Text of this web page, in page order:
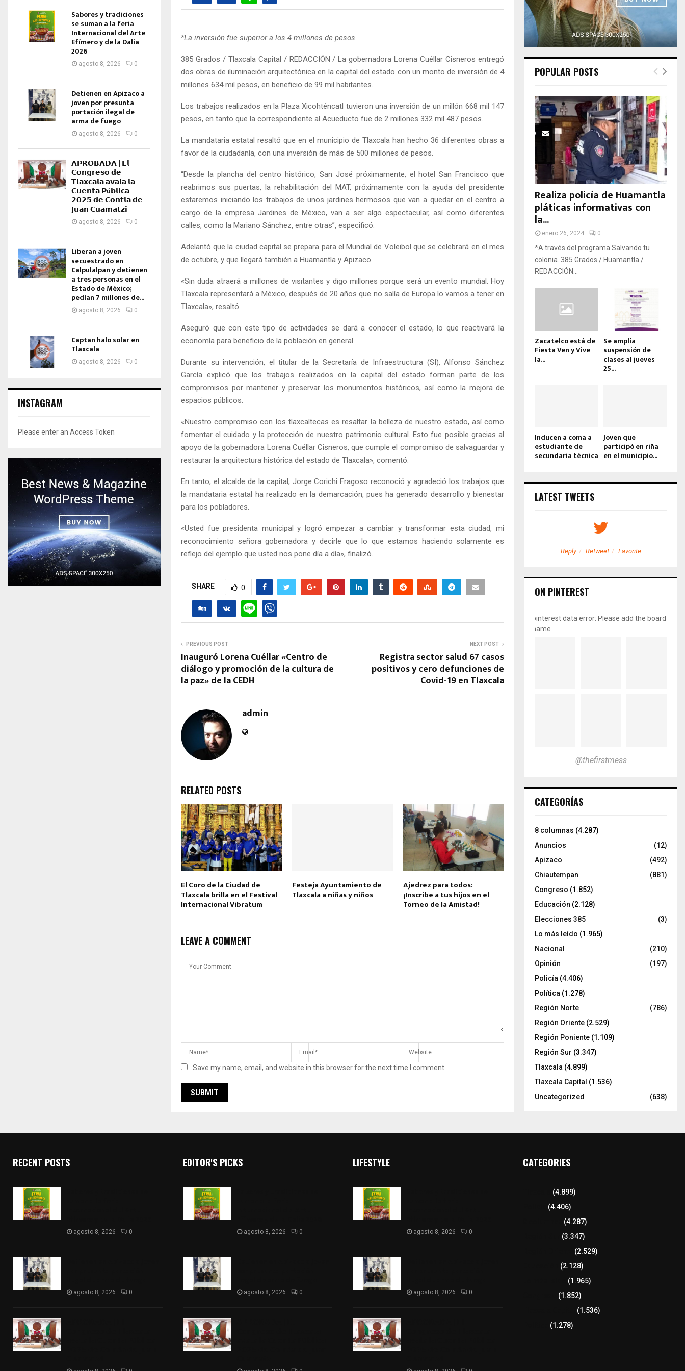
*La inversión fue superior a los 4 millones de pesos.
385 Grados / Tlaxcala Capital / REDACCIÓN / La gobernadora Lorena Cuéllar Cisneros entregó
dos obras de iluminación arquitectónica en la capital del estado con un monto de inversión de 4
millones 634 mil pesos, en beneficio de 99 mil habitantes.
Los trabajos realizados en la Plaza Xicohténcatl tuvieron una inversión de un millón 668 mil 147
pesos, en tanto que la correspondiente al Acueducto fue de 2 millones 332 mil 487 pesos.
La mandataria estatal resaltó que en el municipio de Tlaxcala han hecho 36 diferentes obras a
favor de la ciudadanía, con una inversión de más de 500 millones de pesos.
“Desde la plancha del centro histórico, San José próximamente, el hotel San Francisco que
reabrimos sus puertas, la rehabilitación del MAT, próximamente con la ayuda del presidente
estaremos iniciando los trabajos de unos jardines hermosos que van a quedar en el centro a
cargo de la empresa Jardines de México, van a ser algo espectacular, así como diferentes
calles, como la Mariano Sánchez, entre otras”, especificó.
Adelantó que la ciudad capital se prepara para el Mundial de Voleibol que se celebrará en el mes
de octubre, y que llegará también a Huamantla y Apizaco.
«Sin duda atraerá a millones de visitantes y digo millones porque será un evento mundial. Hoy
Tlaxcala representará a México, después de 20 años que no salía de Europa lo vamos a tener en
Tlaxcala», resaltó.
Aseguró que con este tipo de actividades se dará a conocer el estado, lo que reactivará la
economía para beneficio de la población en general.
Durante su intervención, el titular de la Secretaría de Infraestructura (SI), Alfonso Sánchez
García explicó que los trabajos realizados en la capital del estado forman parte de los
compromisos por mantener y preservar los monumentos históricos, así como la mejora de
espacios públicos.
«Nuestro compromiso con los tlaxcaltecas es resaltar la belleza de nuestro estado, así como
fomentar el cuidado y la protección de nuestro patrimonio cultural. Esto fue posible gracias al
apoyo de la gobernadora Lorena Cuéllar Cisneros, que cumple el compromiso de salvaguardar y
restaurar la arquitectura histórica del estado de Tlaxcala», comentó.
En tanto, el alcalde de la capital, Jorge Corichi Fragoso reconoció y agradeció los trabajos que
la mandataria estatal ha realizado en la demarcación, pues ha generado desarrollo y bienestar
para los pobladores.
«Usted fue presidenta municipal y logró empezar a cambiar y transformar esta ciudad, mi
reconocimiento señora gobernadora y decirle que lo que estamos haciendo solamente es
reflejo del ejemplo que usted nos pone día a día», finalizó.
SHARE 0
PREVIOUS POST
Inauguró Lorena Cuéllar «Centro de
diálogo y promoción de la cultura de
la paz» de la CEDH
NEXT POST
Registra sector salud 67 casos
positivos y cero defunciones de
Covid-19 en Tlaxcala
admin
RELATED POSTS
El Coro de la Ciudad de
Tlaxcala brilla en el Festival
Internacional Vibratum
Festeja Ayuntamiento de
Tlaxcala a niñas y niños
Ajedrez para todos:
¡Inscribe a tus hijos en el
Torneo de la Amistad!
LEAVE A COMMENT
Save my name, email, and website in this browser for the next time I comment.
Sabores y tradiciones
se suman a la feria
Internacional del Arte
Efímero y de la Dalia
2026
agosto 8, 2026 0
Detienen en Apizaco a
joven por presunta
portación ilegal de
arma de fuego
agosto 8, 2026 0
𝗔𝗣𝗥𝗢𝗕𝗔𝗗𝗔 | 𝗘𝗹
𝗖𝗼𝗻𝗴𝗿𝗲𝘀𝗼 𝗱𝗲
𝗧𝗹𝗮𝘅𝗰𝗮𝗹𝗮 𝗮𝘃𝗮𝗹𝗮 𝗹𝗮
𝗖𝘂𝗲𝗻𝘁𝗮 𝗣ú𝗯𝗹𝗶𝗰𝗮
𝟮𝟬𝟮𝟱 𝗱𝗲 𝗖𝗼𝗻𝘁𝗹𝗮 𝗱𝗲
𝗝𝘂𝗮𝗻 𝗖𝘂𝗮𝗺𝗮𝘁𝘇𝗶
agosto 8, 2026 0
Liberan a joven
secuestrado en
Calpulalpan y detienen
a tres personas en el
Estado de México;
pedían 7 millones de...
agosto 8, 2026 0
Captan halo solar en
Tlaxcala
agosto 8, 2026 0
INSTAGRAM
Please enter an Access Token
POPULAR POSTS
Realiza policía de Huamantla
pláticas informativas con
la...
enero 26, 2024 0
*A través del programa Salvando tu
colonia. 385 Grados / Huamantla /
REDACCIÓN...
Zacatelco está de
Fiesta Ven y Vive
la...
Se amplía
suspensión de
clases al jueves
25...
Inducen a coma a
estudiante de
secundaria técnica
Joven que
participó en riña
en el municipio...
LATEST TWEETS
Reply Retweet Favorite Reply Retweet Favorite
ON PINTEREST
pinterest data error: Please add the board
name
@thefirstmess
CATEGORÍAS
8 columnas (4.287)
Anuncios
(12)
Apizaco
(492)
Chiautempan
(881)
Congreso (1.852)
Educación (2.128)
Elecciones 385
(3)
Lo más leído (1.965)
Nacional
(210)
Opinión
(197)
Policía (4.406)
Política (1.278)
Región Norte
(786)
Región Oriente (2.529)
Región Poniente (1.109)
Región Sur (3.347)
Tlaxcala (4.899)
Tlaxcala Capital (1.536)
Uncategorized
(638)
RECENT POSTS
agosto 8, 2026 0
agosto 8, 2026 0
EDITOR'S PICKS
agosto 8, 2026 0
agosto 8, 2026 0
LIFESTYLE
agosto 8, 2026 0
agosto 8, 2026 0
CATEGORIES
(4.899)
(4.406)
(4.287)
(3.347)
(2.529)
(2.128)
(1.965)
(1.852)
(1.536)
(1.278)